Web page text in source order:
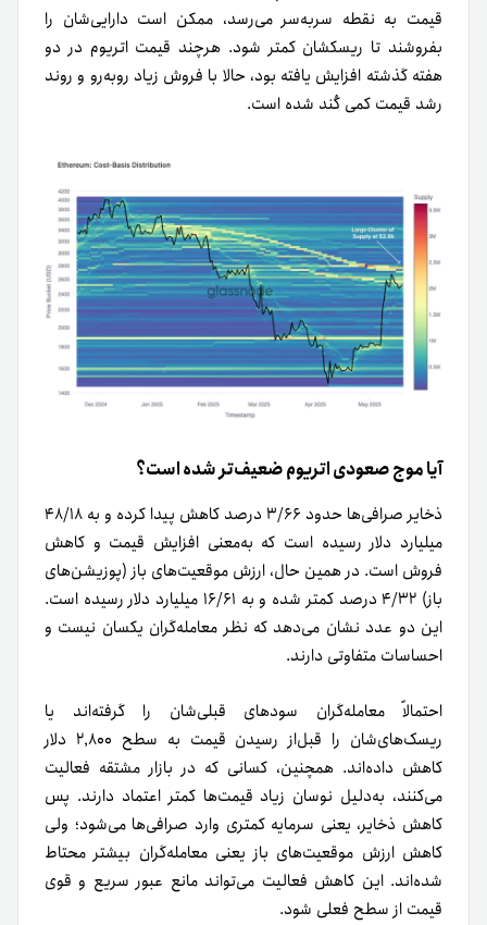
قیمت به نقطه سر‌به‌سر می‌رسد، ممکن است دارایی‌شان را
بفروشند تا ریسکشان کمتر شود. هرچند قیمت اتریوم در دو
هفته گذشته افزایش یافته بود، حالا با فروش زیاد روبه‌رو و روند
رشد قیمت کمی کُند شده است.
آیا موج صعودی اتریوم ضعیف‌تر شده است؟
ذخایر صرافی‌ها حدود ۳/۶۶ درصد کاهش پیدا کرده و به ۴۸/۱۸
میلیارد دلار رسیده است که به‌معنی افزایش قیمت و کاهش
فروش است. در همین حال، ارزش موقعیت‌های باز (پوزیشن‌های
باز) ۴/۳۲ درصد کمتر شده و به ۱۶/۶۱ میلیارد دلار رسیده است.
این دو عدد نشان می‌دهد که نظر معامله‌گران یکسان نیست و
احساسات متفاوتی دارند.
احتمالاً معامله‌گران سودهای قبلی‌شان را گرفته‌اند یا
ریسک‌های‌شان را قبل‌از رسیدن قیمت به سطح ۲٬۸۰۰ دلار
کاهش داده‌اند. همچنین، کسانی که در بازار مشتقه فعالیت
می‌کنند، به‌دلیل نوسان زیاد قیمت‌ها کمتر اعتماد دارند. پس
کاهش ذخایر، یعنی سرمایه کمتری وارد صرافی‌ها می‌شود؛ ولی
کاهش ارزش موقعیت‌های باز یعنی معامله‌گران بیشتر محتاط
شده‌اند. این کاهش فعالیت می‌تواند مانع عبور سریع و قوی
قیمت از سطح فعلی شود.